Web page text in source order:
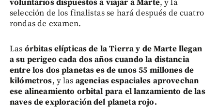
voluntarios dispuestos a viajar a Marte, y la
selección de los finalistas se hará después de cuatro
rondas de examen.
Las órbitas elípticas de la Tierra y de Marte llegan
a su perigeo cada dos años cuando la distancia
entre los dos planetas es de unos 55 millones de
kilómetros, y las agencias espaciales aprovechan
ese alineamiento orbital para el lanzamiento de las
naves de exploración del planeta rojo.